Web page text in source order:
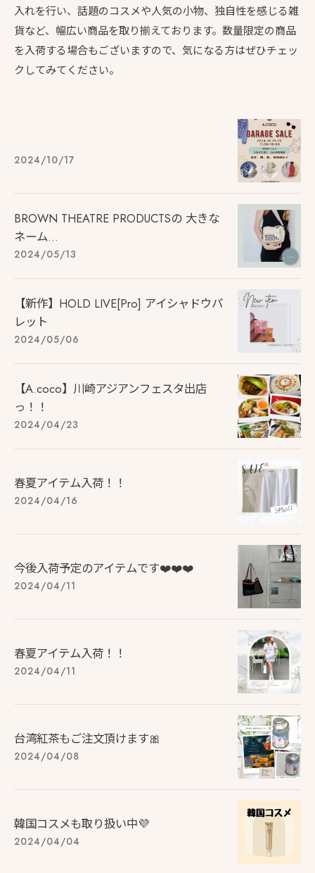
入れを行い、話題のコスメや人気の小物、独自性を感じる雑
貨など、幅広い商品を取り揃えております。数量限定の商品
を入荷する場合もございますので、気になる方はぜひチェッ
クしてみてください。
2024/10/17
BROWN THEATRE PRODUCTSの 大きな
ネーム...
2024/05/13
【新作】HOLD LIVE[Pro] アイシャドウパ
レット
2024/05/06
【A.coco】川崎アジアンフェスタ出店
っ！！
2024/04/23
春夏アイテム入荷！！
2024/04/16
今後入荷予定のアイテムです❤️❤️❤️
2024/04/11
春夏アイテム入荷！！
2024/04/11
台湾紅茶もご注文頂けます🎀
2024/04/08
韓国コスメも取り扱い中💜
2024/04/04